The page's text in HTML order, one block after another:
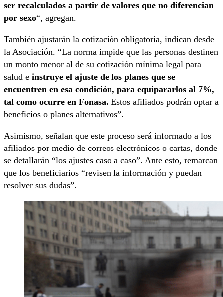
ser recalculados a partir de valores que no diferencian
por sexo“, agregan.
También ajustarán la cotización obligatoria, indican desde
la Asociación. “La norma impide que las personas destinen
un monto menor al de su cotización mínima legal para
salud e instruye el ajuste de los planes que se
encuentren en esa condición, para equipararlos al 7%,
tal como ocurre en Fonasa. Estos afiliados podrán optar a
beneficios o planes alternativos”.
Asimismo, señalan que este proceso será informado a los
afiliados por medio de correos electrónicos o cartas, donde
se detallarán “los ajustes caso a caso”. Ante esto, remarcan
que los beneficiarios “revisen la información y puedan
resolver sus dudas”.